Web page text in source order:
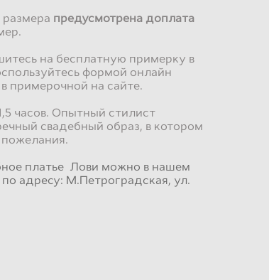
предусмотрена доплата
на бесплатную примерку в
формой онлайн
примерочной на сайте.
часов. Опытный стилист
свадебный образ, в котором
платье Лови можно в нашем
адресу: М.Петроградская, ул.